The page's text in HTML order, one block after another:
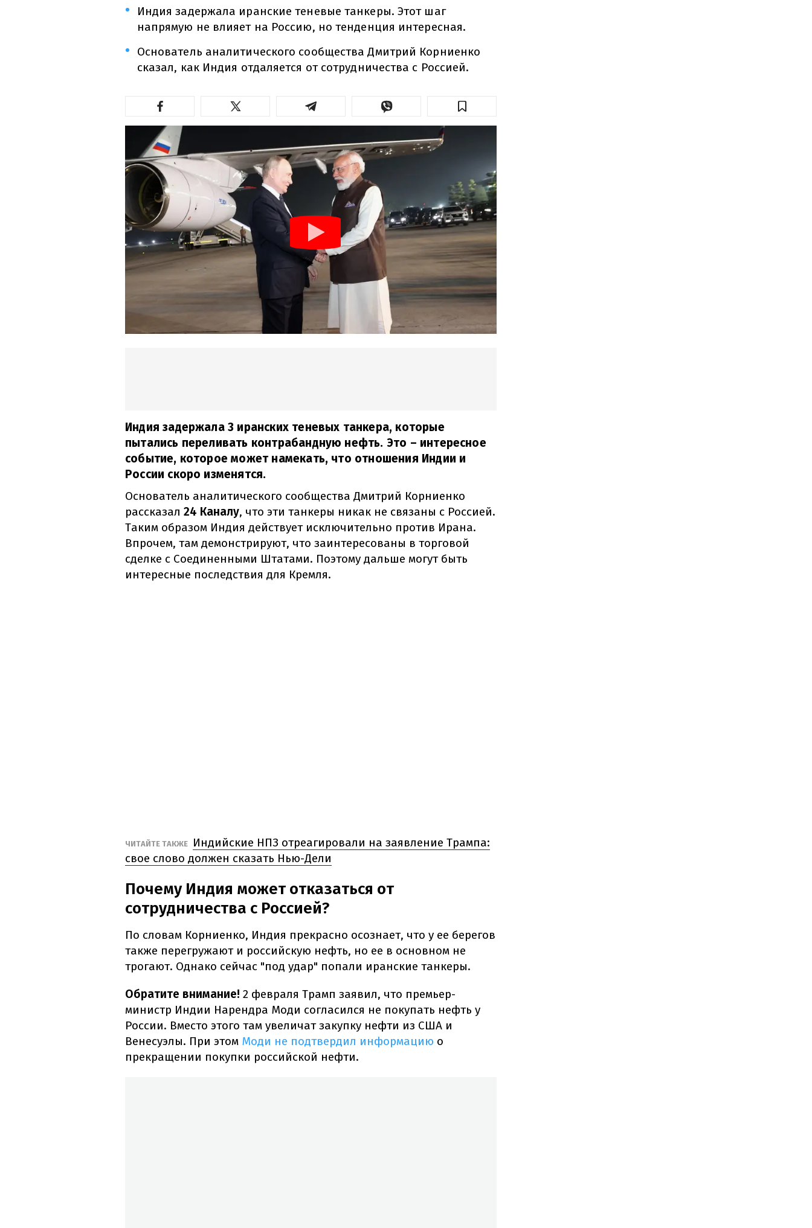
Индия задержала иранские теневые танкеры. Этот шаг
напрямую не влияет на Россию, но тенденция интересная.
Основатель аналитического сообщества Дмитрий Корниенко
сказал, как Индия отдаляется от сотрудничества с Россией.
Индия задержала 3 иранских теневых танкера, которые
пытались переливать контрабандную нефть. Это – интересное
событие, которое может намекать, что отношения Индии и
России скоро изменятся.
Основатель аналитического сообщества Дмитрий Корниенко
рассказал 24 Каналу, что эти танкеры никак не связаны с Россией.
Таким образом Индия действует исключительно против Ирана.
Впрочем, там демонстрируют, что заинтересованы в торговой
сделке с Соединенными Штатами. Поэтому дальше могут быть
интересные последствия для Кремля.
ЧИТАЙТЕ ТАКЖЕ
Индийские НПЗ отреагировали на заявление Трампа:
свое слово должен сказать Нью-Дели
Почему Индия может отказаться от
сотрудничества с Россией?
По словам Корниенко, Индия прекрасно осознает, что у ее берегов
также перегружают и российскую нефть, но ее в основном не
трогают. Однако сейчас "под удар" попали иранские танкеры.
Обратите внимание! 2 февраля Трамп заявил, что премьер-
министр Индии Нарендра Моди согласился не покупать нефть у
России. Вместо этого там увеличат закупку нефти из США и
Венесуэлы. При этом Моди не подтвердил информацию о
прекращении покупки российской нефти.